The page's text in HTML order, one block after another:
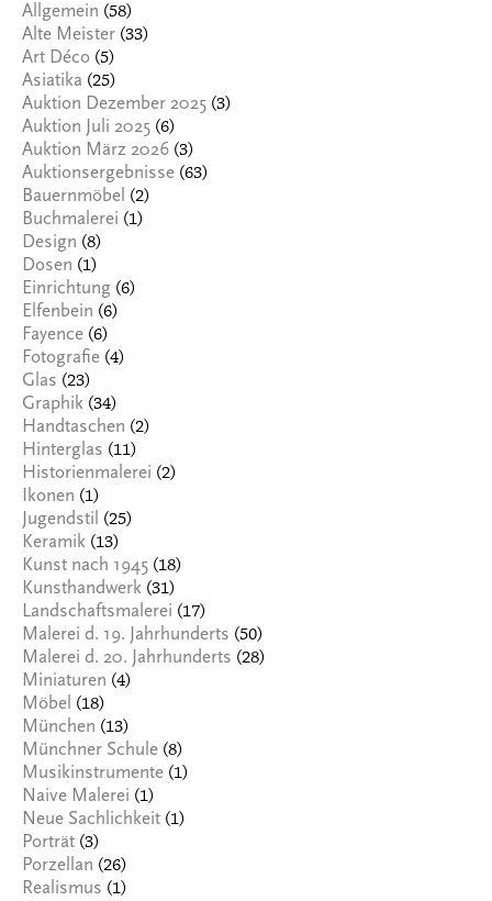
Allgemein (58)
Alte Meister (33)
Art Déco (5)
Asiatika (25)
Auktion Dezember 2025 (3)
Auktion Juli 2025 (6)
Auktion März 2026 (3)
Auktionsergebnisse (63)
Bauernmöbel (2)
Buchmalerei (1)
Design (8)
Dosen (1)
Einrichtung (6)
Elfenbein (6)
Fayence (6)
Fotografie (4)
Glas (23)
Graphik (34)
Handtaschen (2)
Hinterglas (11)
Historienmalerei (2)
Ikonen (1)
Jugendstil (25)
Keramik (13)
Kunst nach 1945 (18)
Kunsthandwerk (31)
Landschaftsmalerei (17)
Malerei d. 19. Jahrhunderts (50)
Malerei d. 20. Jahrhunderts (28)
Miniaturen (4)
Möbel (18)
München (13)
Münchner Schule (8)
Musikinstrumente (1)
Naive Malerei (1)
Neue Sachlichkeit (1)
Porträt (3)
Porzellan (26)
Realismus (1)